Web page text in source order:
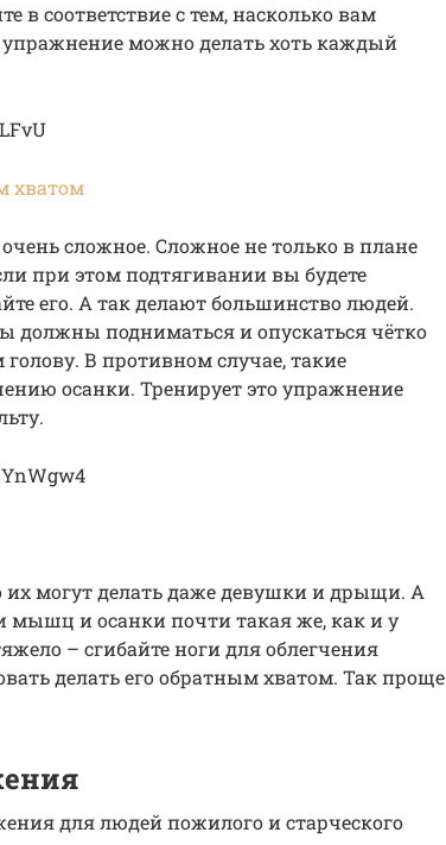
в соответствие с тем, насколько вам
упражнение можно делать хоть каждый
хватом
сложное. Сложное не только в плане
при этом подтягивании вы будете
его. А так делают большинство людей.
подниматься и опускаться чётко
В противном случае, такие
осанки. Тренирует это упражнение
могут делать даже девушки и дрыщи. А
мышц и осанки почти такая же, как и у
– сгибайте ноги для облегчения
делать его обратным хватом. Так проще
для людей пожилого и старческого